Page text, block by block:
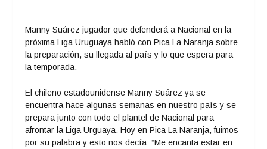
Manny Suárez jugador que defenderá a Nacional en la
próxima Liga Uruguaya habló con Pica La Naranja sobre
la preparación, su llegada al país y lo que espera para
la temporada.
El chileno estadounidense Manny Suárez ya se
encuentra hace algunas semanas en nuestro país y se
prepara junto con todo el plantel de Nacional para
afrontar la Liga Urguaya. Hoy en Pica La Naranja, fuimos
por su palabra y esto nos decía: “Me encanta estar en